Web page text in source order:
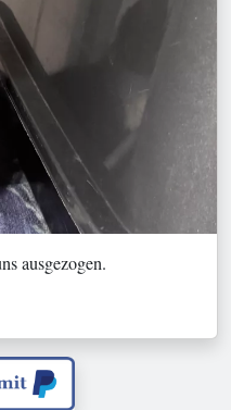
ausgezogen.